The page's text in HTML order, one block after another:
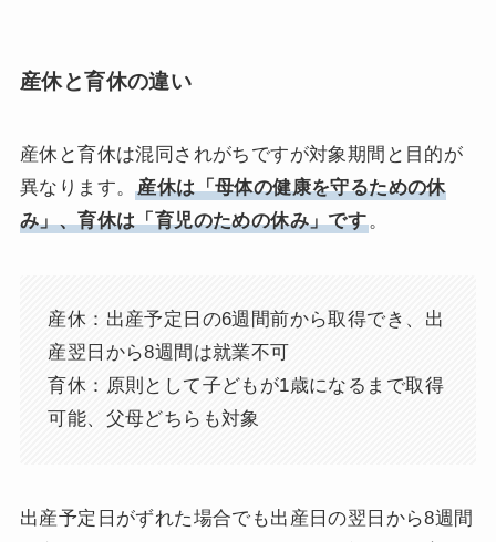
産休と育休の違い
産休と育休は混同されがちですが対象期間と目的が
異なります。産休は「母体の健康を守るための休
み」、育休は「育児のための休み」です 。
産休：出産予定日の6週間前から取得でき、出
産翌日から8週間は就業不可
育休：原則として子どもが1歳になるまで取得
可能、父母どちらも対象
出産予定日がずれた場合でも出産日の翌日から8週間